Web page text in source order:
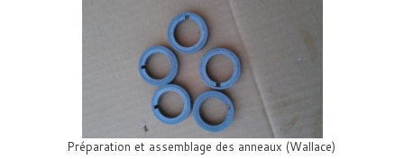
Préparation et assemblage des anneaux (Wallace)